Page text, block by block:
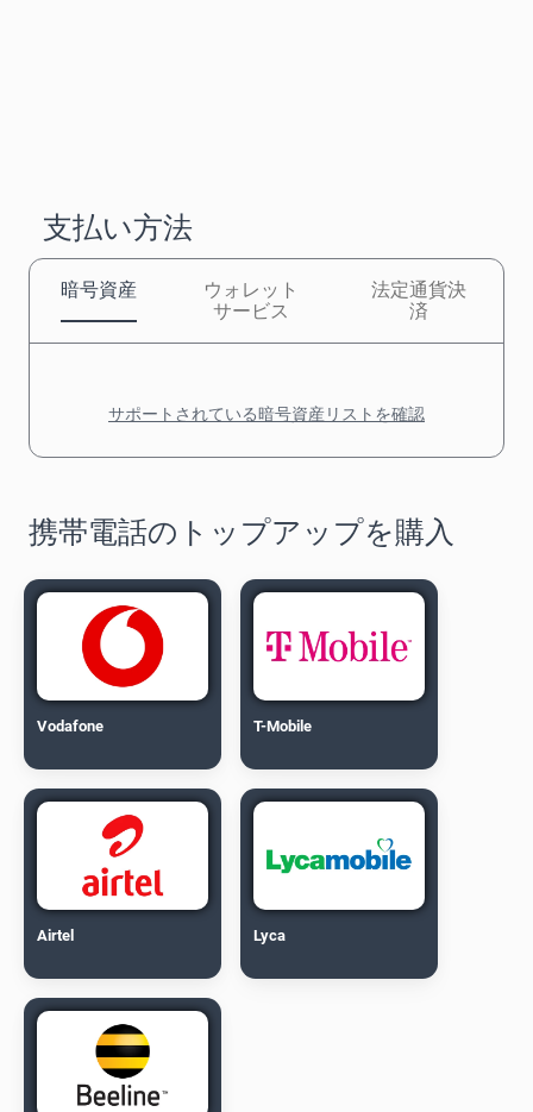
支払い方法
暗号資産
ウォレット
サービス
法定通貨決
済
サポートされている暗号資産リストを確認
携帯電話のトップアップを購入
Vodafone T-Mobile
Airtel Lyca